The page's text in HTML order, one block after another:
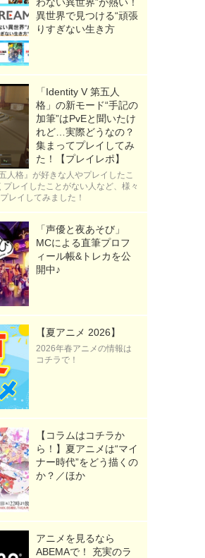
異世界で見つける“頑張
りすぎない生き方
「Identity V 第五人
格」の新モード“手記の
加筆”はPvEと聞いたけ
れど…実際どうなの？
集まってプレイしてみ
た！【プレイレポ】
人格』が好きな人やプレイしたこ
プレイしたことがない人など、様々
レイしてみました！
「声優と夜あそび」
MCによる直筆プロフ
ィール帳&トレカを公
開中♪
【夏アニメ 2026】
2026年春アニメの情報は
コチラで！
【コラムはコチラか
ら！】夏アニメは“マイ
ナー時代”をどう描くの
か？／ほか
アニメを見るなら
ABEMAで！ 充実のラ